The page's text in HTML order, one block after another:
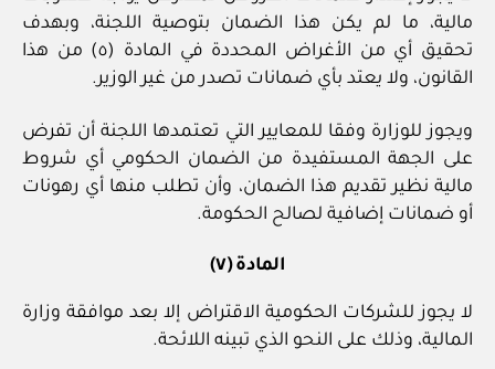
مالية، ما لم يكن هذا الضمان بتوصية اللجنة، وبهدف
تحقيق أي من الأغراض المحددة في المادة (٥) من هذا
القانون، ولا يعتد بأي ضمانات تصدر من غير الوزير.
ويجوز للوزارة وفقا للمعايير التي تعتمدها اللجنة أن تفرض
على الجهة المستفيدة من الضمان الحكومي أي شروط
مالية نظير تقديم هذا الضمان، وأن تطلب منها أي رهونات
أو ضمانات إضافية لصالح الحكومة.
المادة (٧)
لا يجوز للشركات الحكومية الاقتراض إلا بعد موافقة وزارة
المالية، وذلك على النحو الذي تبينه اللائحة.